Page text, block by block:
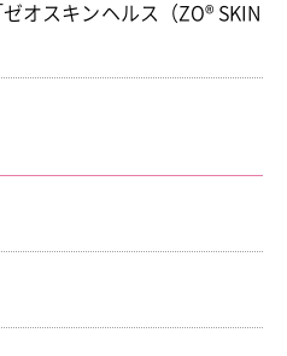
オスキンヘルス（ZO®︎ SKIN